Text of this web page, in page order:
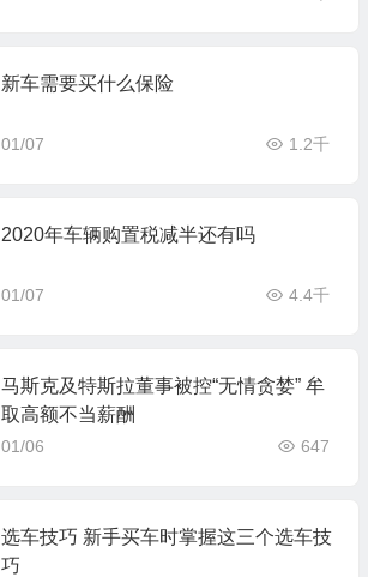
新车需要买什么保险
01/07 1.2千
2020年车辆购置税减半还有吗
01/07 4.4千
马斯克及特斯拉董事被控“无情贪婪” 牟
取高额不当薪酬
01/06 647
选车技巧 新手买车时掌握这三个选车技
巧